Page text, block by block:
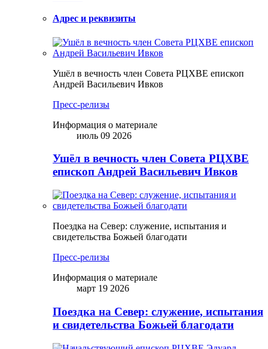
Адрес и реквизиты
Ушёл в вечность член Совета РЦХВЕ епископ
Андрей Васильевич Ивков
Пресс-релизы
Информация о материале
июль 09 2026
Ушёл в вечность член Совета РЦХВЕ
епископ Андрей Васильевич Ивков
Поездка на Север: служение, испытания и
свидетельства Божьей благодати
Пресс-релизы
Информация о материале
март 19 2026
Поездка на Север: служение, испытания
и свидетельства Божьей благодати